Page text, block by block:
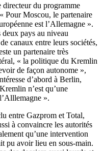
directeur du programme
Pour Moscou, le partenaire
est l’Allemagne ».
pays au niveau
canaux entre leurs sociétés,
un partenaire très
« la politique du Kremlin
de façon autonome »,
d’abord à Berlin,
n’est qu’une
».
entre Gazprom et Total,
à convaincre les autorités
qu’une intervention
pu avoir lieu en sous-main.